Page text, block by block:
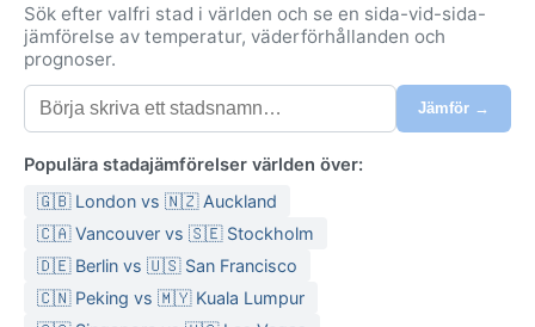
Sök efter valfri stad i världen och se en sida-vid-sida-
jämförelse av temperatur, väderförhållanden och
prognoser.
Jämför →
Populära stadajämförelser världen över:
🇬🇧 London vs 🇳🇿 Auckland
🇨🇦 Vancouver vs 🇸🇪 Stockholm
🇩🇪 Berlin vs 🇺🇸 San Francisco
🇨🇳 Peking vs 🇲🇾 Kuala Lumpur